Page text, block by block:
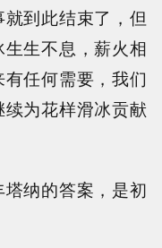
到此结束了，但
生不息，薪火相
任何需要，我们
为花样滑冰贡献
纳的答案，是初